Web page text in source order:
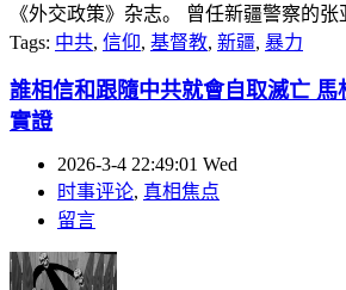
《外交政策》杂志。 曾任新疆警察的张
Tags: 中共, 信仰, 基督教, 新疆, 暴力
誰相信和跟隨中共就會自取滅亡 馬
實證
2026-3-4 22:49:01 Wed
时事评论, 真相焦点
留言